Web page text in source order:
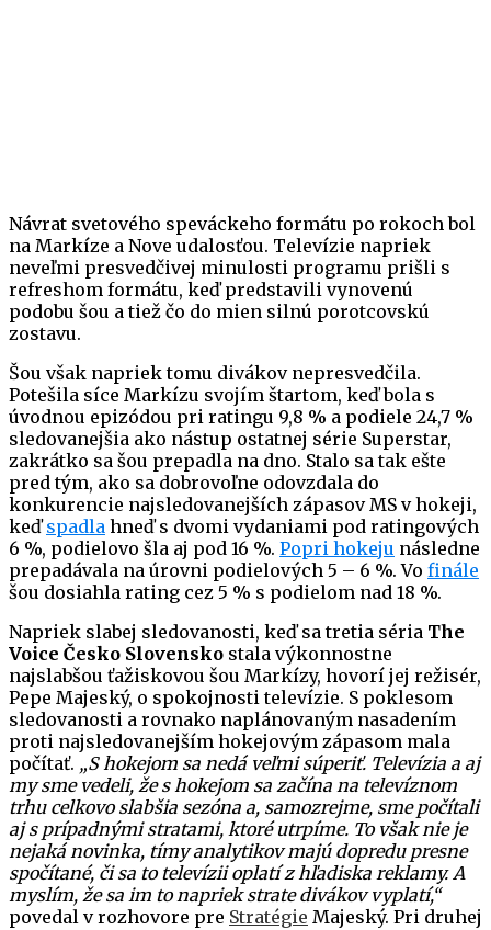
Návrat svetového speváckeho formátu po rokoch bol
na Markíze a Nove udalosťou. Televízie napriek
neveľmi presvedčivej minulosti programu prišli s
refreshom formátu, keď predstavili vynovenú
podobu šou a tiež čo do mien silnú porotcovskú
zostavu.
Šou však napriek tomu divákov nepresvedčila.
Potešila síce Markízu svojím štartom, keď bola s
úvodnou epizódou pri ratingu 9,8 % a podiele 24,7 %
sledovanejšia ako nástup ostatnej série Superstar,
zakrátko sa šou prepadla na dno. Stalo sa tak ešte
pred tým, ako sa dobrovoľne odovzdala do
konkurencie najsledovanejších zápasov MS v hokeji,
keďspadla hneď s dvomi vydaniami pod ratingových
6 %, podielovo šla aj pod 16 %. Popri hokeju následne
prepadávala na úrovni podielových 5 – 6 %. Vo finále
šou dosiahla rating cez 5 % s podielom nad 18 %.
Napriek slabej sledovanosti, keď sa tretia séria The
Voice Česko Slovensko stala výkonnostne
najslabšou ťažiskovou šou Markízy, hovorí jej režisér,
Pepe Majeský, o spokojnosti televízie. S poklesom
sledovanosti a rovnako naplánovaným nasadením
proti najsledovanejším hokejovým zápasom mala
počítať. „S hokejom sa nedá veľmi súperiť. Televízia a aj
my sme vedeli, že s hokejom sa začína na televíznom
trhu celkovo slabšia sezóna a, samozrejme, sme počítali
aj s prípadnými stratami, ktoré utrpíme. To však nie je
nejaká novinka, tímy analytikov majú dopredu presne
spočítané, či sa to televízii oplatí z hľadiska reklamy. A
myslím, že sa im to napriek strate divákov vyplatí,“
povedal v rozhovore pre Stratégie Majeský. Pri druhej